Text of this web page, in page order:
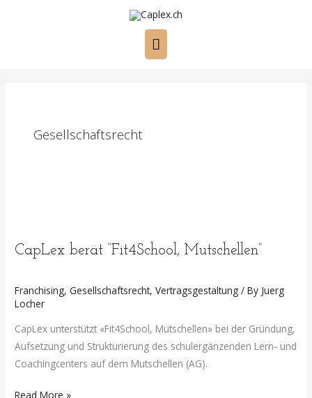
Main
Gesellschaftsrecht
CapLex berät “Fit4School, Mutschellen”
Franchising,Gesellschaftsrecht,Vertragsgestaltung / By Juerg
Locher
CapLex unterstützt «Fit4School, Mutschellen» bei der Gründung,
Aufsetzung und Strukturierung des schulergänzenden Lern- und
Coachingcenters auf dem Mutschellen (AG).
CapLex
Read More »